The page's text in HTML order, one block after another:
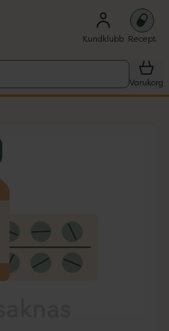
Kundklubb Recept
Varukorg
1 objekt.